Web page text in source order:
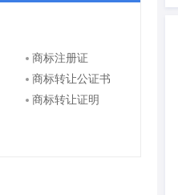
商标注册证
商标转让公证书
商标转让证明